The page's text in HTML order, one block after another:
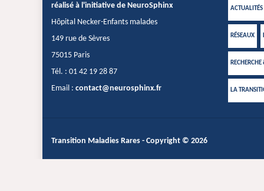
réalisé à l'initiative de NeuroSphinx
Hôpital Necker-Enfants malades
149 rue de Sèvres
75015 Paris
Tél. : 01 42 19 28 87
Email : contact@neurosphinx.fr
ACTUALITÉS
RÉSEAUX
LA
Transition Maladies Rares - Copyright © 2026